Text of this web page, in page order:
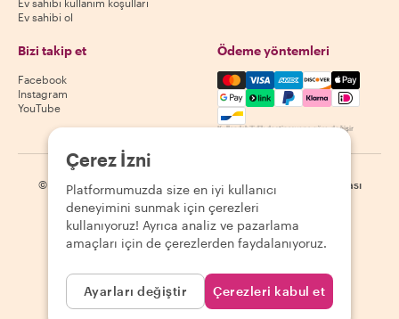
Ev sahibi ol
Bizi takip et
Facebook
Instagram
YouTube
Ödeme yöntemleri
Mastercard, Visa, Amex,
Kullanılabilirlik destinasyona göre değişir
© 2026 Withlocals.com Gizlilik Politikası | Site haritası
Çerez İzni
Platformumuzda size en iyi kullanıcı
deneyimini sunmak için çerezleri
kullanıyoruz! Ayrıca analiz ve pazarlama
amaçları için de çerezlerden faydalanıyoruz.
Ayarları değiştir Çerezleri kabul et